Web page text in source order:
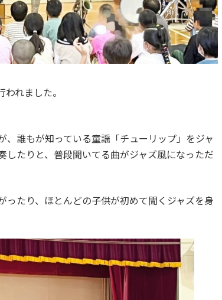
れました。
誰もが知っている童謡「チューリップ」をジャ
したりと、普段聞いてる曲がジャズ風になっただ
ったり、ほとんどの子供が初めて聞くジャズを身